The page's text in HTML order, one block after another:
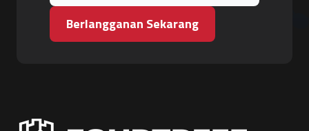
Berlangganan Sekarang